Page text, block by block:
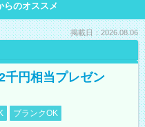
らのオススメ
掲載日：2026.08.06
千円相当プレゼン
ブランクOK